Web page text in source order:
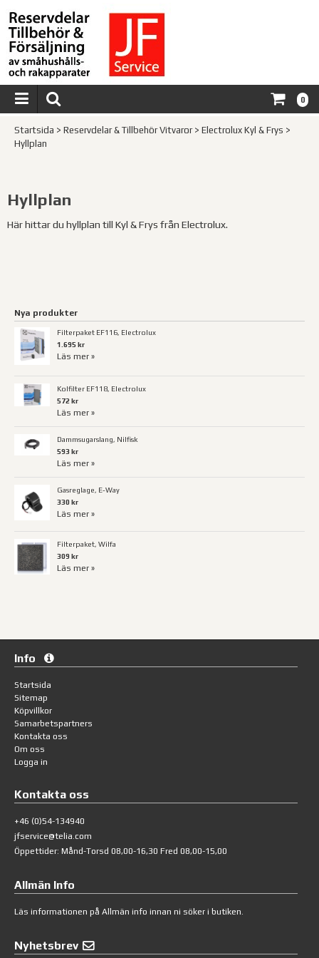
0
Startsida > Reservdelar & Tillbehör Vitvaror> Electrolux Kyl & Frys >
Hyllplan
Hyllplan
Här hittar du hyllplan till Kyl & Frys från Electrolux.
Nya produkter
Filterpaket EF116, Electrolux
1.695 kr
Läs mer »
Kolfilter EF118, Electrolux
572 kr
Läs mer »
Dammsugarslang, Nilfisk
593 kr
Läs mer »
Gasreglage, E-Way
330 kr
Läs mer »
Filterpaket, Wilfa
309 kr
Läs mer »
Info
Startsida
Sitemap
Köpvillkor
Samarbetspartners
Kontakta oss
Om oss
Logga in
Kontakta oss
+46 (0)54-134940
jfservice@telia.com
Öppettider: Månd-Torsd 08,00-16,30 Fred 08,00-15,00
Allmän Info
Läs informationen på Allmän info innan ni söker i butiken.
Nyhetsbrev